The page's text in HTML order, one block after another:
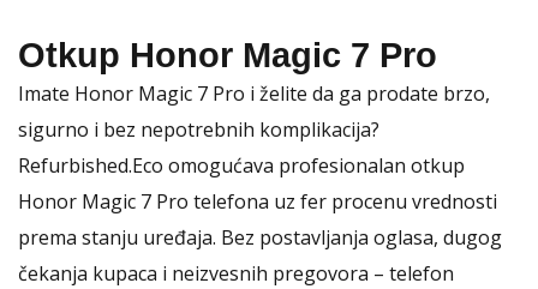
Otkup Honor Magic 7 Pro
Imate Honor Magic 7 Pro i želite da ga prodate brzo,
sigurno i bez nepotrebnih komplikacija?
Refurbished.Eco omogućava profesionalan otkup
Honor Magic 7 Pro telefona uz fer procenu vrednosti
prema stanju uređaja. Bez postavljanja oglasa, dugog
čekanja kupaca i neizvesnih pregovora – telefon